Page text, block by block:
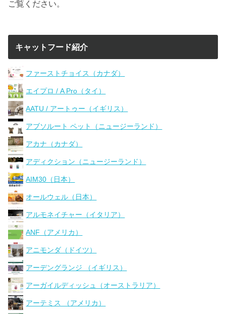
ご覧ください。
キャットフード紹介
ファーストチョイス（カナダ）
エイプロ / A Pro（タイ）
AATU / アートゥー（イギリス）
アブソルート ペット（ニュージーランド）
アカナ（カナダ）
アディクション（ニュージーランド）
AIM30（日本）
オールウェル（日本）
アルモネイチャー（イタリア）
ANF（アメリカ）
アニモンダ（ドイツ）
アーデングランジ （イギリス）
アーガイルディッシュ（オーストラリア）
アーテミス （アメリカ）